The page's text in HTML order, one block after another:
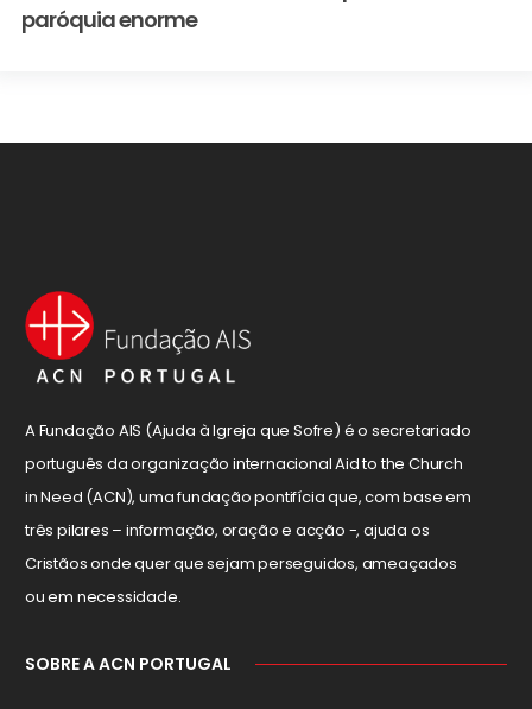
paróquia enorme
A Fundação AIS (Ajuda à Igreja que Sofre) é o secretariado
português da organização internacional Aid to the Church
in Need (ACN), uma fundação pontifícia que, com base em
três pilares – informação, oração e acção -, ajuda os
Cristãos onde quer que sejam perseguidos, ameaçados
ou em necessidade.
SOBRE A ACN PORTUGAL